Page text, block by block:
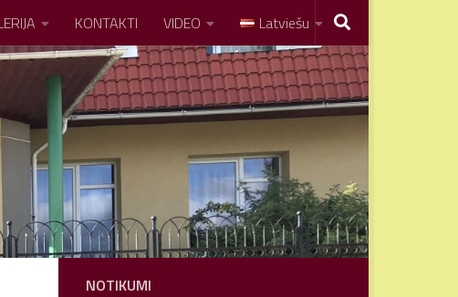
KONTAKTI VIDEO Latviešu
NOTIKUMI